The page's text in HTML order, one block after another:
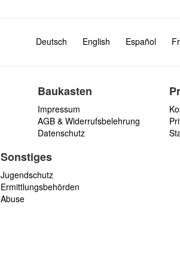
Deutsch English Español
Baukasten
Impressum
AGB & Widerrufsbelehrung
Datenschutz
Sonstiges
Jugendschutz
Ermittlungsbehörden
Abuse